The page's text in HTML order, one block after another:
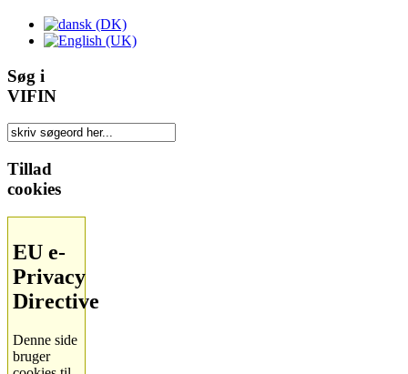
Søg i
VIFIN
Tillad
cookies
EU e-
Privacy
Directive
Denne side
bruger